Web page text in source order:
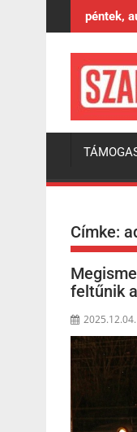
to
péntek,
Címke:
feltűnik
2025.12.04.